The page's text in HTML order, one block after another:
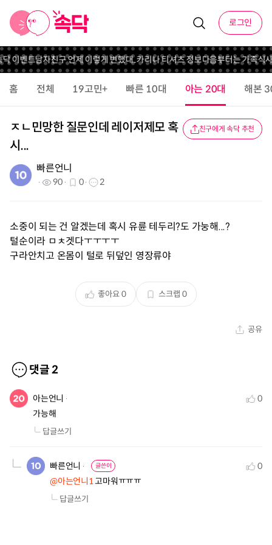
로그인
이벤트남자친구 언제 이렇게 변했대..카리나 티셔츠 정보다음부터는 가족식
홈 전체 19고민+ 빠른 10대 아는 20대 해본
ㅈㄴ민망한 질문인데 레이저제모 혹
시...
친구에게 속닥 추천
빠른언니
90 0 2
소중이 되는 건 알겠는데 혹시 유륜 테두리?도 가눙해...?
털순이라 ㅁㅊ겟다ㅜㅜㅜㅜ
구라안치고 온몸이 털로 뒤덮인 영장류야
좋아요0 스크랩 0
공유
댓글2
아는언니
0
가능해
답글쓰기
빠른언니 글쓴이
0
@아는언니1 고마워ㅠㅠㅠ
답글쓰기